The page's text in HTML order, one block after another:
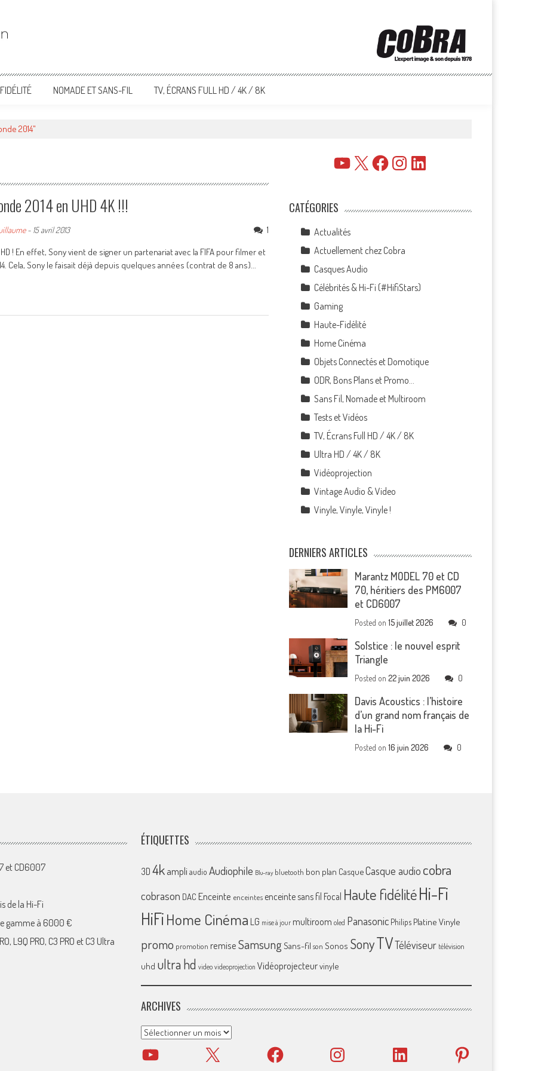
NOMADE ET SANS-FIL TV, ÉCRANS FULL HD / 4K / 8K
2014"
2014 en UHD 4K !!!
- 15 avril 2013
1
! En effet, Sony vient de signer un partenariat avec la FIFA pour filmer et
Cela, Sony le faisait déjà depuis quelques années (contrat de 8 ans)...
YouTube
X FacebookInstagramLinkedIn
CATÉGORIES
Actualités
Actuellement chez Cobra
Casques Audio
Célébrités & Hi-Fi (#HifiStars)
Gaming
Haute-Fidélité
Home Cinéma
Objets Connectés et Domotique
ODR, Bons Plans et Promo…
Sans Fil, Nomade et Multiroom
Tests et Vidéos
TV, Écrans Full HD / 4K / 8K
Ultra HD / 4K / 8K
Vidéoprojection
Vintage Audio & Video
Vinyle, Vinyle, Vinyle !
DERNIERS ARTICLES
Marantz MODEL 70 et CD
70, héritiers des PM6007
et CD6007
Posted on15 juillet 2026 0
Solstice : le nouvel esprit
Triangle
Posted on22 juin 2026 0
Davis Acoustics : l’histoire
d’un grand nom français de
la Hi-Fi
Posted on16 juin 2026 0
et CD6007
de la Hi-Fi
gamme à 6000 €
L9Q PRO, C3 PRO et C3 Ultra
ÉTIQUETTES
3D 4k ampliaudio Audiophile Blu-ray bluetooth bon plan CasqueCasque audio cobra
cobrason DAC Enceinte enceintes enceinte sans fil Focal Haute fidélitéHi-Fi
HiFiHome Cinéma LG mise à jour multiroom oled Panasonic Philips Platine Vinyle
promo promotion remiseSamsungSans-fil son Sonos SonyTVTéléviseur télévision
uhd ultra hd video videoprojection Vidéoprojecteurvinyle
ARCHIVES
Archives
YouTube X Facebook Instagram LinkedIn Pinterest